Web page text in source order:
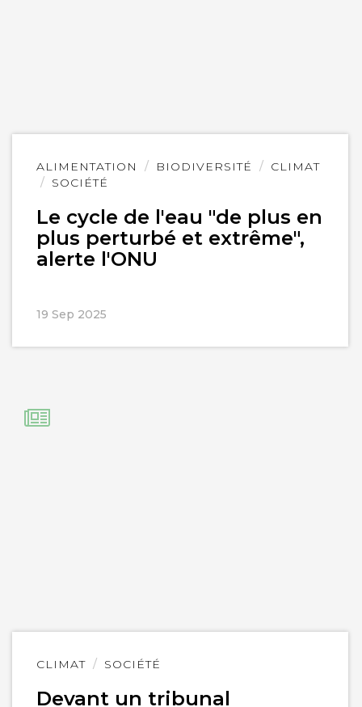
ALIMENTATION BIODIVERSITÉ
CLIMAT
SOCIÉTÉ
Le cycle de l'eau "de plus en
plus perturbé et extrême",
alerte l'ONU
19 Sep 2025
Lire
l'article
CLIMAT SOCIÉTÉ
Devant un tribunal
Lire